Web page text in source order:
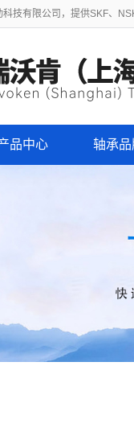
技有限公司，提供SKF、
品中心 轴承品